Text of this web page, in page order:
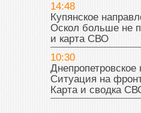
14:48
Купянское
Оскол больше не
и карта СВО
10:30
Днепропетровское
Ситуация на
Карта и сводка